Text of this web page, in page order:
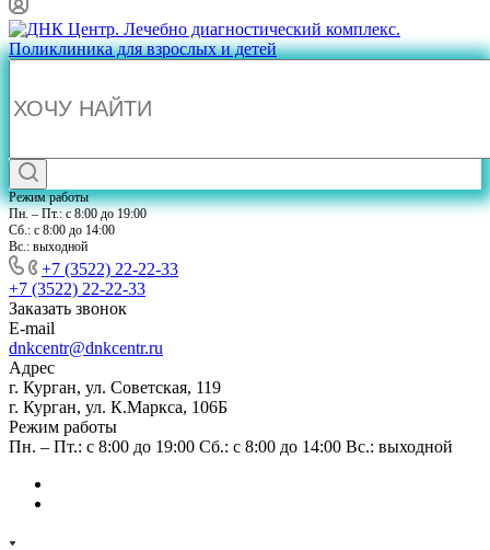
Режим работы
Пн. – Пт.: с 8:00 до 19:00
Сб.: с 8:00 до 14:00
Вс.: выходной
+7 (3522) 22-22-33
+7 (3522) 22-22-33
Заказать звонок
E-mail
dnkcentr@dnkcentr.ru
Адрес
г. Курган, ул. Советская, 119
г. Курган, ул. К.Маркса, 106Б
Режим работы
Пн. – Пт.: с 8:00 до 19:00 Сб.: с 8:00 до 14:00 Вс.: выходной